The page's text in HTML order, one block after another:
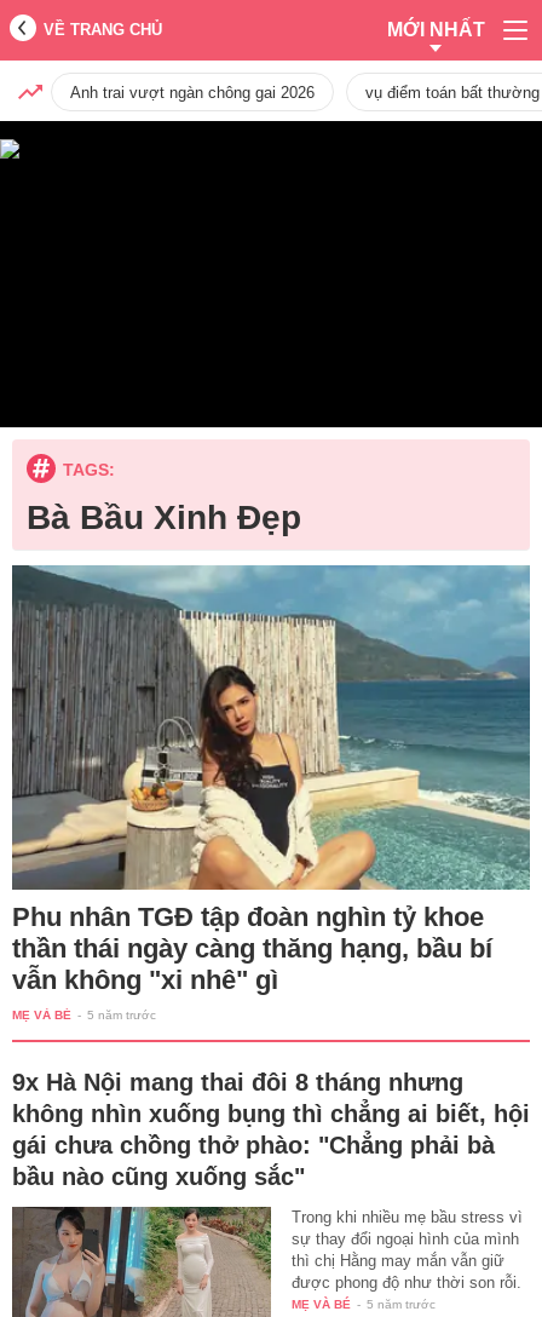
VỀ TRANG CHỦ MỚI NHẤT
Anh trai vượt ngàn chông gai 2026 vụ điểm toán bất
TAGS:
Bà Bầu Xinh Đẹp
Phu nhân TGĐ tập đoàn nghìn tỷ khoe
thần thái ngày càng thăng hạng, bầu bí
vẫn không "xi nhê" gì
MẸ VÀ BÉ - 5 năm trước
9x Hà Nội mang thai đôi 8 tháng nhưng
không nhìn xuống bụng thì chẳng ai biết, hội
gái chưa chồng thở phào: "Chẳng phải bà
bầu nào cũng xuống sắc"
Trong khi nhiều mẹ bầu stress vì
sự thay đổi ngoại hình của mình
thì chị Hằng may mắn vẫn giữ
được phong độ như thời son rỗi.
MẸ VÀ BÉ - 5 năm trước